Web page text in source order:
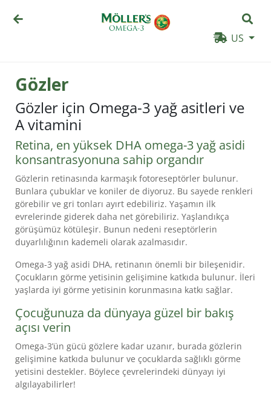
US
Gözler
Gözler için Omega-3 yağ asitleri ve
A vitamini
Retina, en yüksek DHA omega-3 yağ asidi
konsantrasyonuna sahip organdır
Gözlerin retinasında karmaşık fotoreseptörler bulunur.
Bunlara çubuklar ve koniler de diyoruz. Bu sayede renkleri
görebilir ve gri tonları ayırt edebiliriz. Yaşamın ilk
evrelerinde giderek daha net görebiliriz. Yaşlandıkça
görüşümüz kötüleşir. Bunun nedeni reseptörlerin
duyarlılığının kademeli olarak azalmasıdır.
Omega-3 yağ asidi DHA, retinanın önemli bir bileşenidir.
Çocukların görme yetisinin gelişimine katkıda bulunur. İleri
yaşlarda iyi görme yetisinin korunmasına katkı sağlar.
Çocuğunuza da dünyaya güzel bir bakış
açısı verin
Omega-3’ün gücü gözlere kadar uzanır, burada gözlerin
gelişimine katkıda bulunur ve çocuklarda sağlıklı görme
yetisini destekler. Böylece çevrelerindeki dünyayı iyi
algılayabilirler!
ÜRÜNLER
NEDEN
ÇOCUKLAR
IÇIN
FAYDALAR
YETIŞKINLER
IÇIN
FAYDALARI